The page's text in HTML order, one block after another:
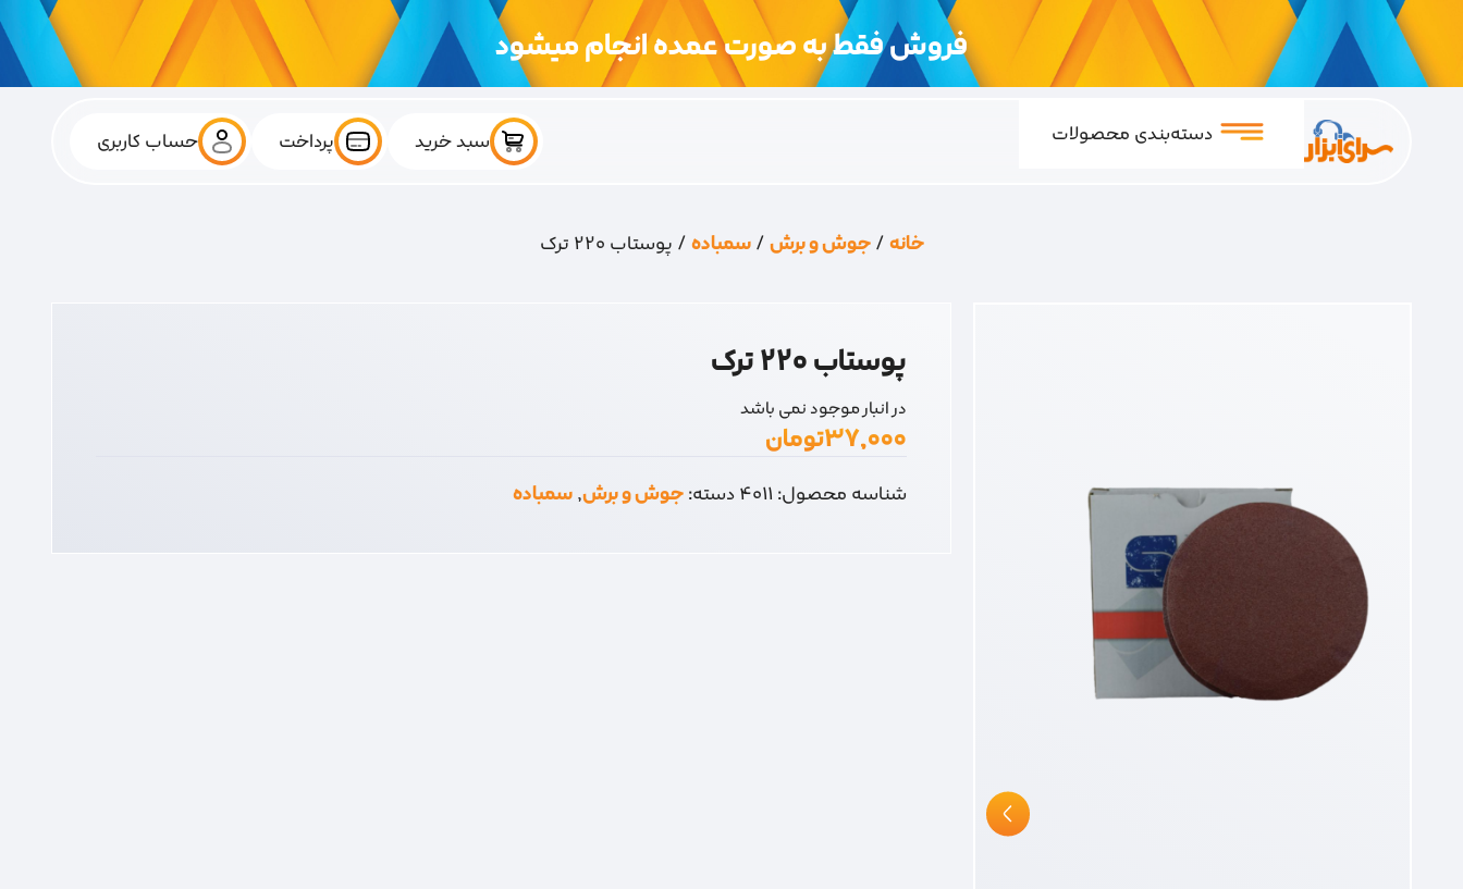
فروش فقط به صورت عمده انجام میشود
دسته‌بندی محصولات سبد خرید پرداخت حساب کاربری
خانه/جوش و برش/سمباده/ پوستاب 220 ترک
پوستاب 220 ترک
در انبار موجود نمی باشد
۳۷,۰۰۰تومان
شناسه محصول: 4011دسته:جوش و برش,سمباده